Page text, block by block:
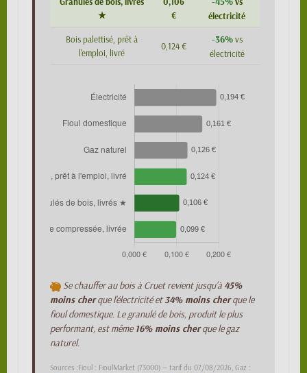
★
€
électricité
Bois palettisé, prêt à
l'emploi, livré
0,124 €
-36%vs
électricité
Se chauffer au bois à Cruet revient jusqu'à 45%
moins cherque l'électricité et34% moins cherque le
fioul domestique. Le granulé de bois, produit le plus
performant, est même 16% moins cherque le gaz
naturel.
Sources :Fioul : FioulMarket (73000) — tarif du 07/08/2026, Gaz :